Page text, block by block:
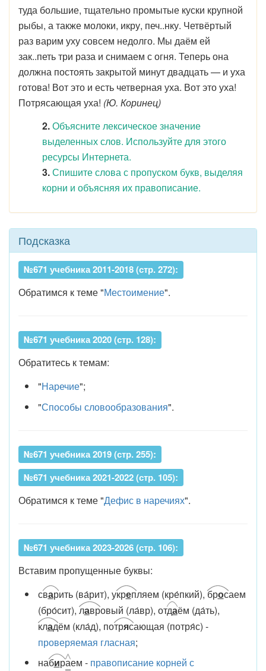
туда большие, тщательно промытые куски крупной
рыбы, а также молоки, икру, печ..нку. Четвёртый
раз варим уху совсем недолго. Мы даём ей
зак..петь три раза и снимаем с огня. Теперь она
должна постоять закрытой минут двадцать — и уха
готова! Вот это и есть четверная уха. Вот это уха!
Потрясающая уха! (Ю. Коринец)
2.Объясните лексическое значение
выделенных слов. Используйте для этого
ресурсы Интернета.
3.Спишите слова с пропуском букв, выделяя
корни и объясняя их правописание.
Подсказка
№671 учебника 2011-2018 (стр. 272):
Обратимся к теме "Местоимение".
№671 учебника 2020 (стр. 128):
Обратитесь к темам:
"Наречие";
"Способы словообразования".
№671 учебника 2019 (стр. 255):
№671 учебника 2021-2022 (стр. 105):
Обратимся к теме "Дефис в наречиях".
№671 учебника 2023-2026 (стр. 106):
Вставим пропущенные буквы:
сварить (ва́рит), укрепляем (кре́пкий), бросаем
(бро́сит), лавровый (ла́вр), отдаём (да́ть),
кладём (кла́д), потрясающая (потря́с) -
проверяемая гласная;
набираем - правописание корней с